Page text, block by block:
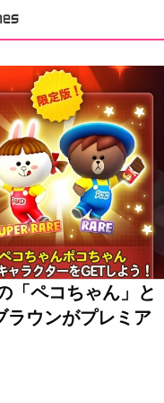
「ペコちゃん」と
ラウンがプレミア